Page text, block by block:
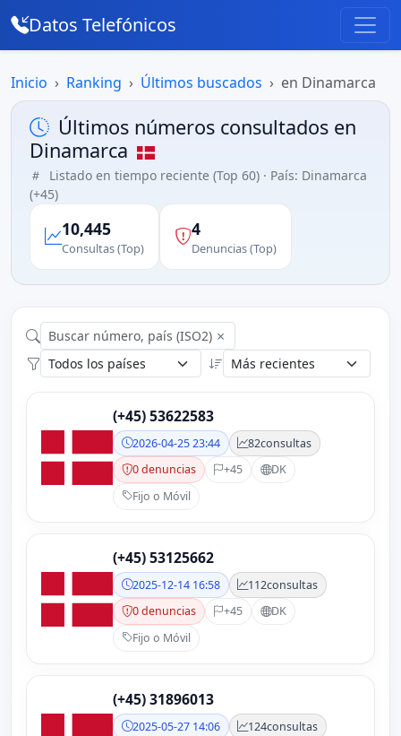
Datos Telefónicos
Inicio Ranking Últimos buscados en Dinamarca
Últimos números consultados en
Dinamarca
Listado en tiempo reciente (Top 60) · País: Dinamarca
(+45)
10,445
Consultas (Top)
4
Denuncias (Top)
×
(+45) 53622583
2026-04-25 23:44 82consultas
0 denuncias
+45
DK
Fijo o Móvil
(+45) 53125662
2025-12-14 16:58 112consultas
0 denuncias
+45
DK
Fijo o Móvil
(+45) 31896013
2025-05-27 14:06 124consultas